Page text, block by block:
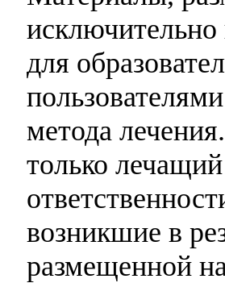
для
метода
только
возникшие в
размещенной